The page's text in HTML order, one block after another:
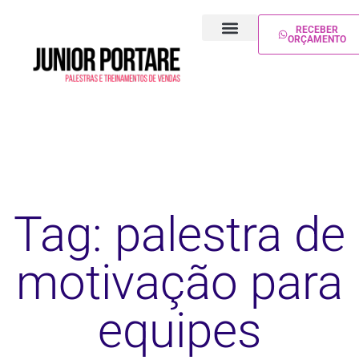
RECEBER
ORÇAMENTO
Tag: palestra de
motivação para
equipes